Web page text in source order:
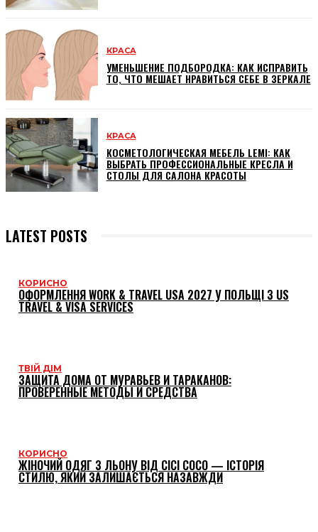
КРАСА
УМЕНЬШЕНИЕ ПОДБОРОДКА: КАК ИСПРАВИТЬ
ТО, ЧТО МЕШАЕТ НРАВИТЬСЯ СЕБЕ В ЗЕРКАЛЕ
КРАСА
КОСМЕТОЛОГИЧЕСКАЯ МЕБЕЛЬ LEMI: КАК
ВЫБРАТЬ ПРОФЕССИОНАЛЬНЫЕ КРЕСЛА И
СТОЛЫ ДЛЯ САЛОНА КРАСОТЫ
LATEST POSTS
КОРИСНО
ОФОРМЛЕННЯ WORK & TRAVEL USA 2027 У ПОЛЬЩІ З US
TRAVEL & VISA SERVICES
ТВІЙ ДІМ
ЗАЩИТА ДОМА ОТ МУРАВЬЕВ И ТАРАКАНОВ:
ПРОВЕРЕННЫЕ МЕТОДЫ И СРЕДСТВА
КОРИСНО
ЖІНОЧИЙ ОДЯГ З ЛЬОНУ ВІД CICI COCO — ІСТОРІЯ
СТИЛЮ, ЯКИЙ ЗАЛИШАЄТЬСЯ НАЗАВЖДИ